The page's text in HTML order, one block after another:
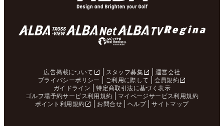
広告掲載について スタッフ募集
運営会社
プライバシーポリシー
ご利用に際して
会員規約
ガイドライン
特定商取引法に基づく表示
ゴルフ場予約サービス利用規約
マイページサービス利用規約
ポイント利用規約
お問合せ ヘルプ サイトマップ